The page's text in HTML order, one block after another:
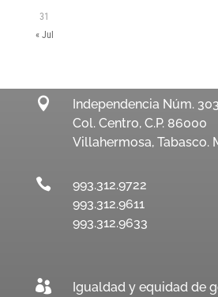
31
« Jul

Independencia Núm. 303
Col. Centro, C.P. 86000
Villahermosa, Tabasco.

993.312.9722
993.312.9611
993.312.9633
 Igualdad y equidad de